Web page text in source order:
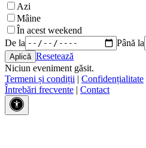
Azi
Mâine
În acest weekend
De la
Până la
Resetează
Niciun eveniment găsit.
Termeni și condiții | Confidențialitate
Întrebări frecvente | Contact